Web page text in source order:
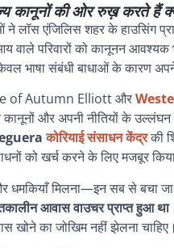
कानूनों की ओर रुख़ करते हैं
ने लॉस एंजिलिस शहर के हाउसिंग
परिवारों को कानूनन आवश्यक
भाषा संबंधी बाधाओं के कारण
of Autumn Elliott और
और अपनी नीतियों के उल्लंघन में
कोरियाई संसाधन केंद्रकी
कोखर्चकरनेकेलिएमजबूर
मिलना—इन सब से बचा
आवास वाउचर प्राप्त हुआ
खोने का जोखिम नहीं झेलना